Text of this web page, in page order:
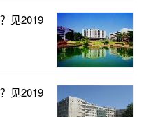
见2019
见2019